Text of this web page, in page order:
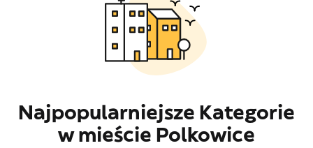
Najpopularniejsze Kategorie
w mieście Polkowice